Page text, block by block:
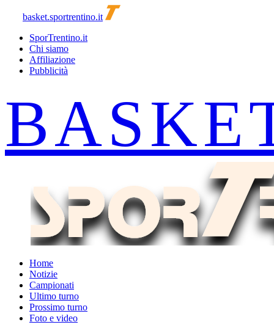
basket.sportrentino.it
SporTrentino.it
Chi siamo
Affiliazione
Pubblicità
Home
Notizie
Campionati
Ultimo turno
Prossimo turno
Foto e video